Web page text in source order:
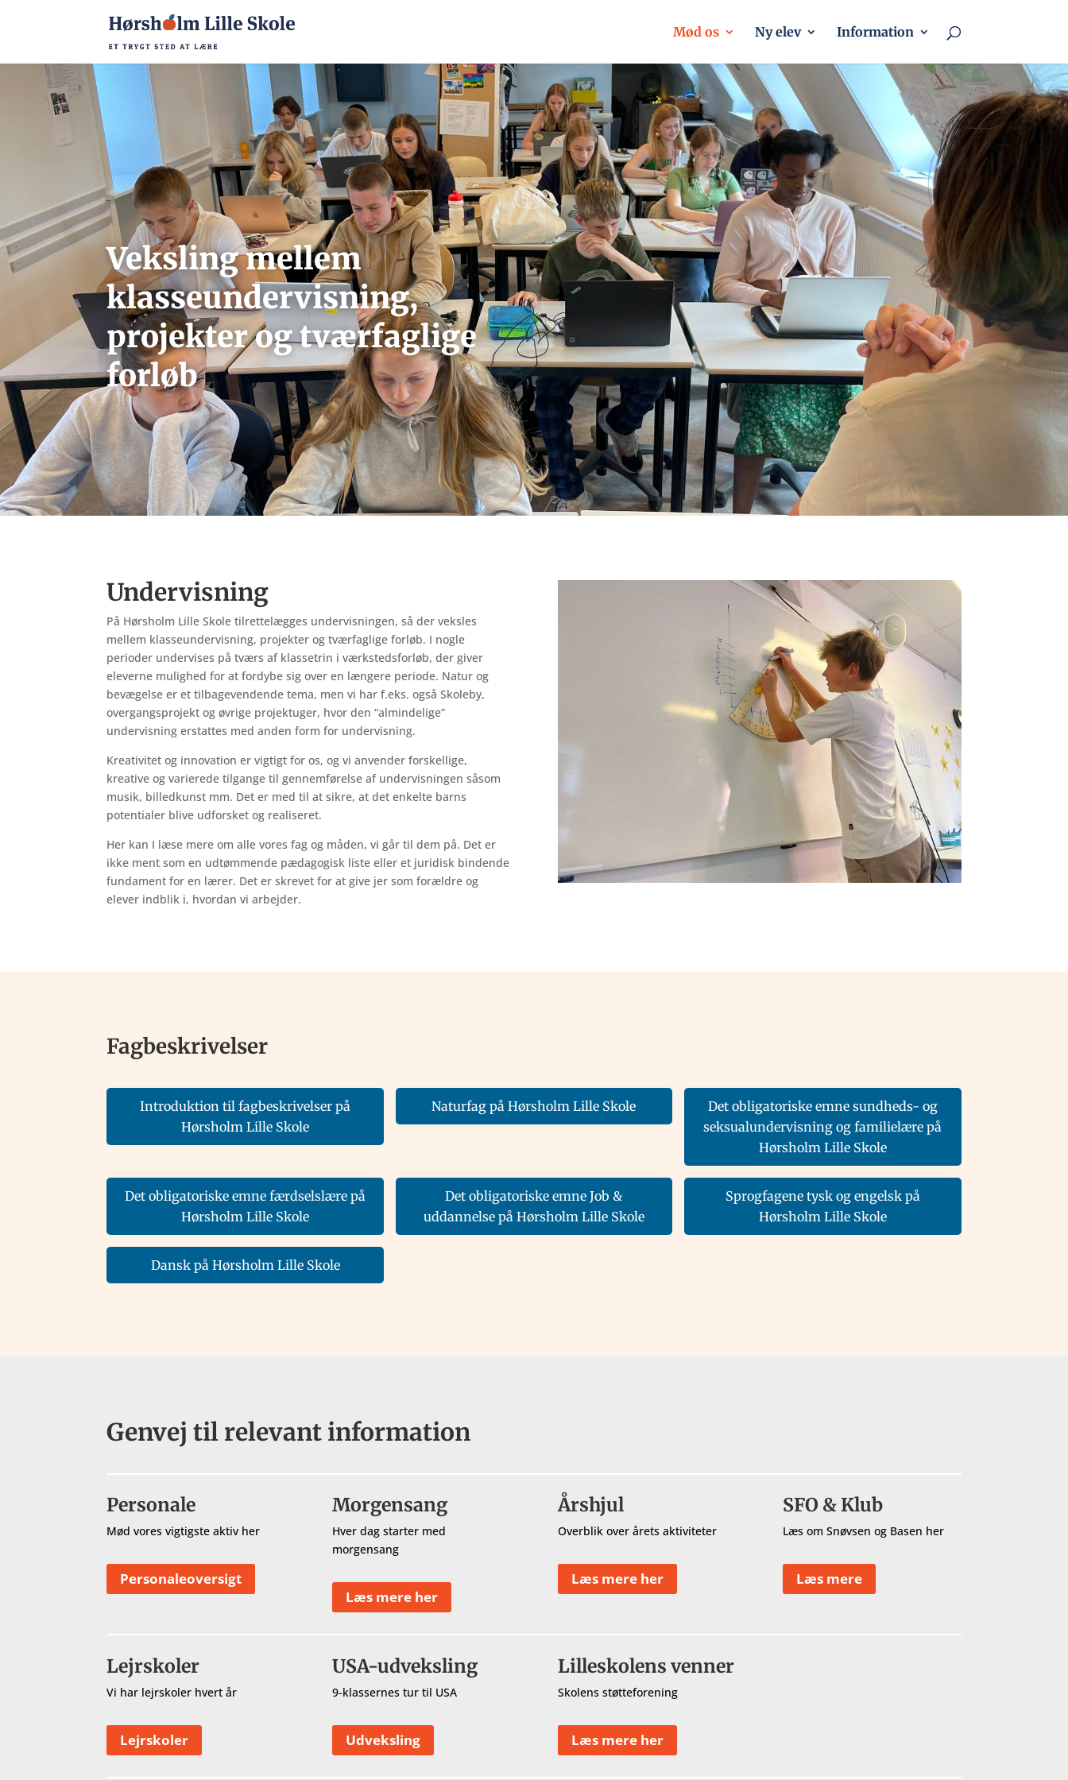
Mød os Ny elev Information
Vekslingmellem
klasseundervisning,
projekterogtværfaglige
forløb
Undervisning
På Hørsholm Lille Skoletilrettelægges undervisningen,såderveksles
mellem klasseundervisning, projekterogtværfagligeforløb. I nogle
perioder undervises påtværsaf klassetrin iværkstedsforløb,dergiver
eleverne mulighedforatfordybesigoveren længere periode. Naturog
bevægelseerettilbagevendendetema, menvi harf.eks.også Skoleby,
overgangsprojekt og øvrige projektuger, hvor den “almindelige”
undervisning erstattes med anden form for undervisning.
Kreativitet og innovation er vigtigt for os, og vi anvender forskellige,
kreative og varierede tilgangetil gennemførelse af undervisningen såsom
musik, billedkunst mm. Det er med til at sikre,at detenkelte barns
potentialer blive udforsket og realiseret.
Her kan I læse mere omalle vores fag og måden, vi går til dem på. Det er
ikke ment som en udtømmende pædagogisk liste eller et juridisk bindende
fundament for en lærer. Det er skrevet forat give jer som forældre og
elever indblik i, hvordan vi arbejder.
Fagbeskrivelser
Introduktion til fagbeskrivelser på
Hørsholm Lille Skole
Naturfag på Hørsholm Lille Skole
Det obligatoriske emne sundheds- og
seksualundervisning og familielære på
Hørsholm Lille Skole
Det obligatoriske emne færdselslære på
Hørsholm Lille Skole
Det obligatoriske emne Job &
uddannelse på Hørsholm Lille Skole
Sprogfagene tysk og engelsk på
Hørsholm Lille Skole
Dansk på Hørsholm Lille Skole
Genvej til relevant information
Personale
Mød vores vigtigste aktiv her
Personaleoversigt
Morgensang
Hver dag starter med
morgensang
Læs mere her
Årshjul
Overblik over årets aktiviteter
Læs mere her
SFO & Klub
Læs om Snøvsen og Basen her
Læs mere
Lejrskoler
Vi har lejrskoler hvert år
Lejrskoler
USA-udveksling
9-klassernes tur til USA
Udveksling
Lilleskolens venner
Skolens støtteforening
Læs mere her